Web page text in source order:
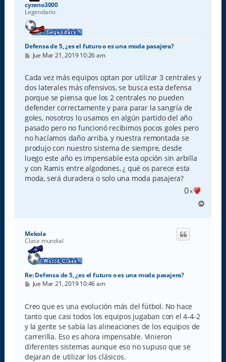
cyrano3000
Legendario
Defensa de 5, ¿es el futuro o es una moda pasajera?
M
s
a
j
e
Jue Mar 21, 2019 10:26 am
Cada vez más equipos optan por utilizar 3 centrales y
dos laterales más ofensivos, se busca esta defensa
porque se piensa que los 2 centrales no pueden
defender correctamente y para parar la sangría de
goles, nosotros lo usamos en algún partido del año
pasado pero no funcionó recibimos pocos goles pero
no hacíamos daño arriba, y nuestra remontada se
produjo con nuestro sistema de siempre, desde
luego este año es impensable esta opción sin arbilla
y con Ramis entre algodones, ¿ qué os parece esta
moda, será duradera o solo una moda pasajera?
0x
r
Mekola
Clase mundial
Re: Defensa de 5, ¿es el futuro o es una moda pasajera?
M
s
a
j
e
Jue Mar 21, 2019 10:46 am
Creo que es una evolución más del fútbol. No hace
tanto que casi todos los equipos jugaban con el 4-4-2
y la gente se sabía las alineaciones de los equipos de
carrerilla. Eso es ahora impensable. Vinieron
diferentes sistemas aunque eso no supuso que se
dejaran de utilizar los clásicos.